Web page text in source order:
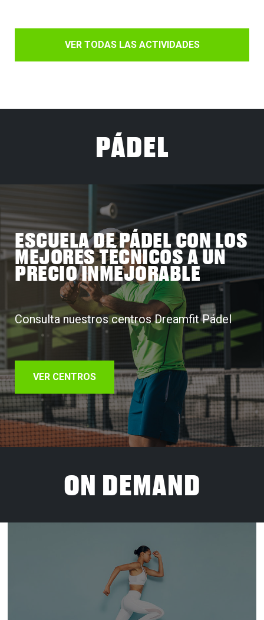
VER TODAS LAS ACTIVIDADES
PÁDEL
ESCUELA DE PÁDEL CON LOS
MEJORES TÉCNICOS A UN
PRECIO INMEJORABLE
Consulta nuestros centros Dreamfit Pádel
VER CENTROS
ON DEMAND